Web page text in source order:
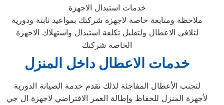
خدمات استبدال الاجهزة
ملاحظة ومتابعة خاصة لاجهزة شركتك بمواعيد ثابتة ودورية
لتلافي الاعطال ولتقليل تكلفة استبدال واستهلاك الاجهزة
الخاصة شركتك
خدمات الاعطال داخل المنزل
لتجنب الأعطال المفاجئة لذلك نقدم خدمة الصيانة الدورية
لأجهزة المنزل للحفاظ وإطالة العمر الافتراضي لاجهزة ال جي